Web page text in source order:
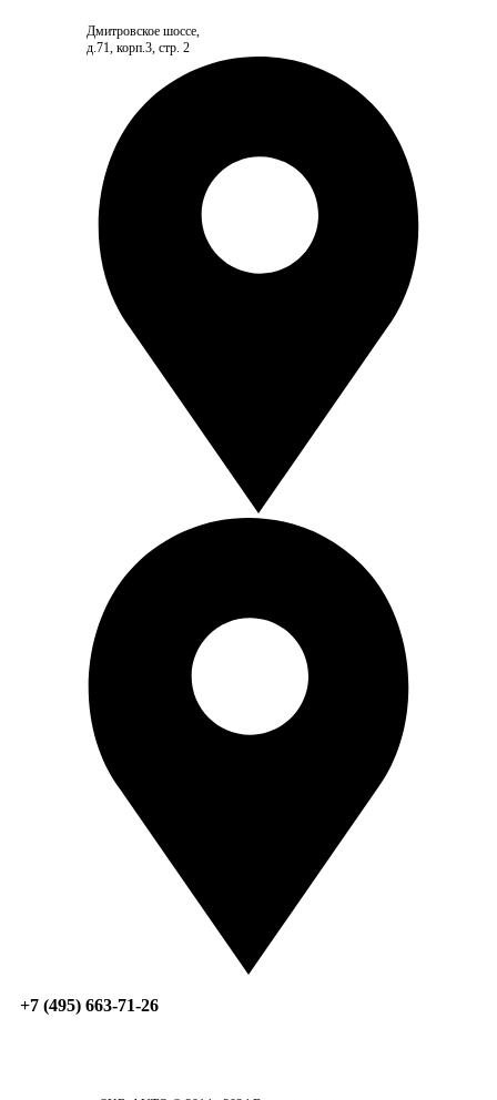
Дмитровское шоссе,
д.71, корп.3, стр. 2
+7 (495) 663-71-26